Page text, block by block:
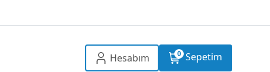
Hesabım 0 Sepetim